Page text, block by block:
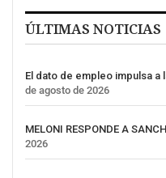
ÚLTIMAS NOTICIAS
El dato de empleo impulsa
de agosto de 2026
MELONI RESPONDE A
2026